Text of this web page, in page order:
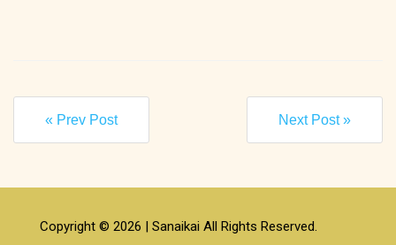
« Prev Post Next Post »
Copyright © 2026 | Sanaikai All Rights Reserved.